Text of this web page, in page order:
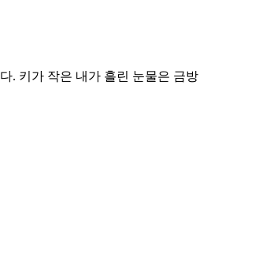
. 키가 작은 내가 흘린 눈물은 금방